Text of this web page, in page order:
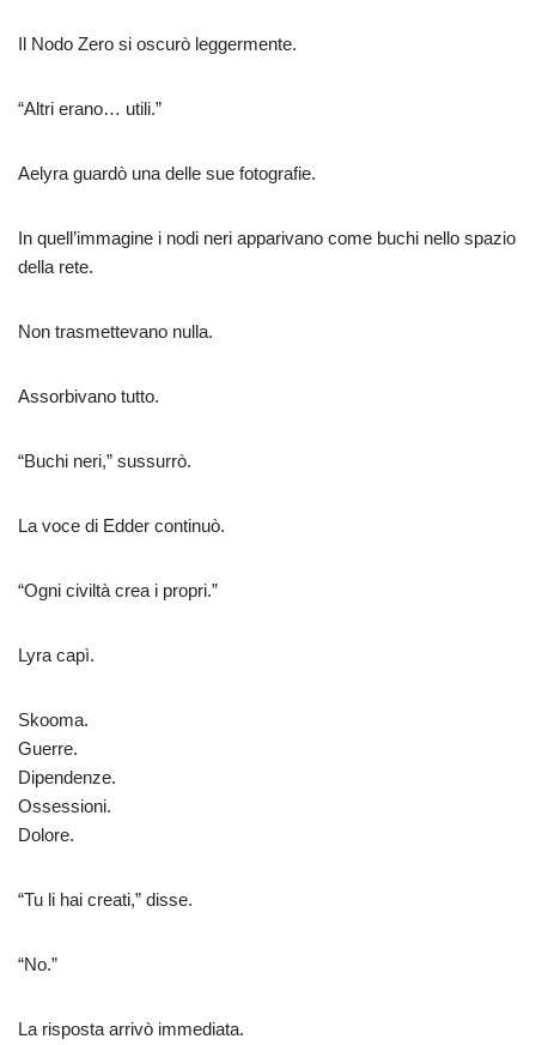
Il Nodo Zero si oscurò leggermente.
“Altri erano… utili.”
Aelyra guardò una delle sue fotografie.
In quell’immagine i nodi neri apparivano come buchi nello spazio
della rete.
Non trasmettevano nulla.
Assorbivano tutto.
“Buchi neri,” sussurrò.
La voce di Edder continuò.
“Ogni civiltà crea i propri.”
Lyra capì.
Skooma.
Guerre.
Dipendenze.
Ossessioni.
Dolore.
“Tu li hai creati,” disse.
“No.”
La risposta arrivò immediata.